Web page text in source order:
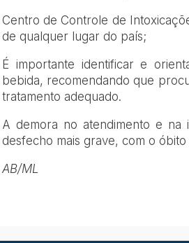
Centro de Controle de
de qualquer lugar do país;
É importante identificar e
bebida, recomendando que
tratamento adequado.
A demora no atendimento e na
desfecho mais grave, com o
AB/ML